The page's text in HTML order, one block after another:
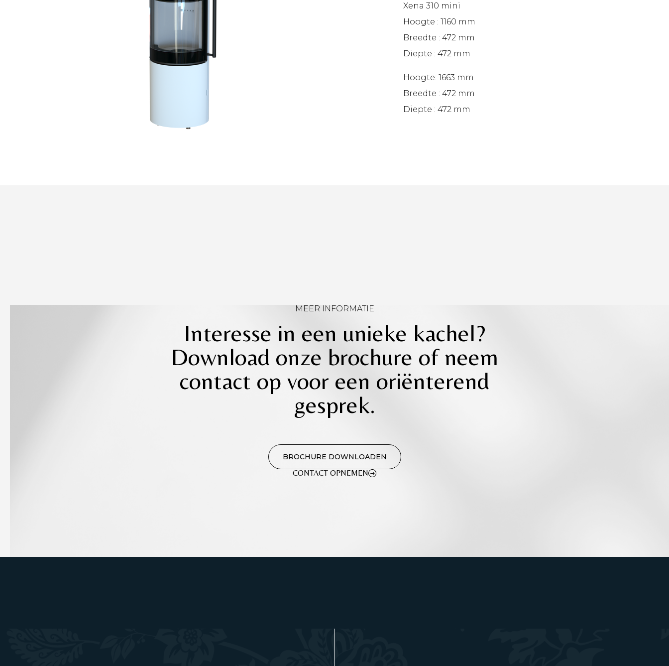
Xena 310 mini
Hoogte : 1160 mm
Breedte : 472 mm
Diepte : 472 mm
Hoogte: 1663 mm
Breedte : 472 mm
Diepte : 472 mm
MEER INFORMATIE
Interesse in een unieke kachel?
Download onze brochure of neem
contact op voor een oriënterend
gesprek.
BROCHURE DOWNLOADEN
CONTACT OPNEMEN